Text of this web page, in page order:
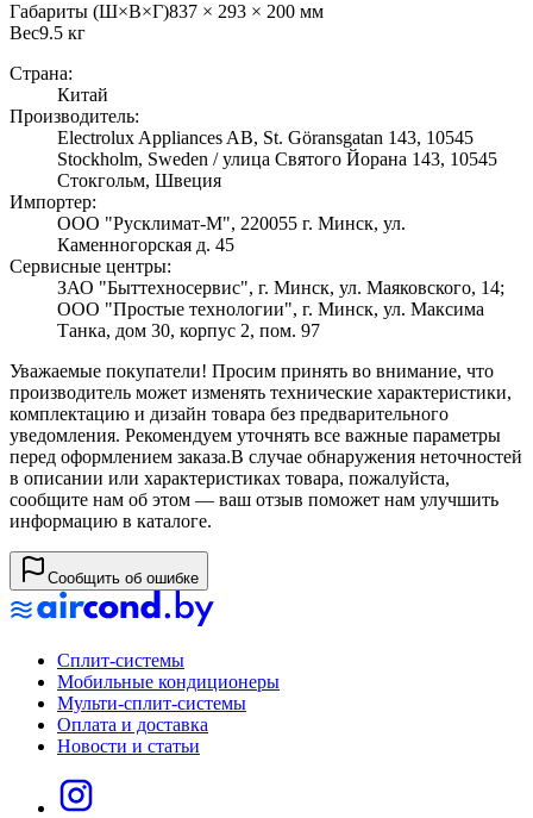
Габариты (Ш×В×Г)837 × 293 × 200 мм
Вес9.5 кг
Страна:
Китай
Производитель:
Electrolux Appliances AB, St. Göransgatan 143, 10545
Stockholm, Sweden / улица Святого Йорана 143, 10545
Стокгольм, Швеция
Импортер:
ООО "Русклимат-М", 220055 г. Минск, ул.
Каменногорская д. 45
Сервисные центры:
ЗАО "Быттехносервис", г. Минск, ул. Маяковского, 14;
ООО "Простые технологии", г. Минск, ул. Максима
Танка, дом 30, корпус 2, пом. 97
Уважаемые покупатели! Просим принять во внимание, что
производитель может изменять технические характеристики,
комплектацию и дизайн товара без предварительного
уведомления. Рекомендуем уточнять все важные параметры
перед оформлением заказа.В случае обнаружения неточностей
в описании или характеристиках товара, пожалуйста,
сообщите нам об этом — ваш отзыв поможет нам улучшить
информацию в каталоге.
Сообщить об ошибке
Сплит-системы
Мобильные кондиционеры
Мульти-сплит-системы
Оплата и доставка
Новости и статьи